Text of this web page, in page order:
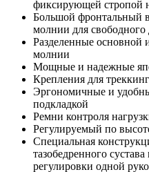
фиксирующей стропой
Большой фронтальный
молнии для
Разделенные основной
молнии
Мощные и надежные
Крепления для
Эргономичные и
подкладкой
Ремни контроля
Регулируемый по
Специальная
тазобедренного
регулировки одной